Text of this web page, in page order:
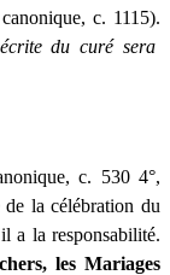
c. 1115).
du curé sera
c. 530 4°,
de la célébration du
a la responsabilité.
les Mariages